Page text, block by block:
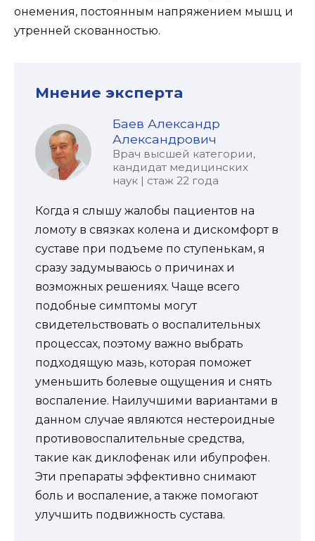
онемения, постоянным напряжением мышц и
утренней скованностью.
Мнение эксперта
Баев Александр
Александрович
Врач высшей категории,
кандидат медицинских
наук | стаж 22 года
Когда я слышу жалобы пациентов на
ломоту в связках колена и дискомфорт в
суставе при подъеме по ступенькам, я
сразу задумываюсь о причинах и
возможных решениях. Чаще всего
подобные симптомы могут
свидетельствовать о воспалительных
процессах, поэтому важно выбрать
подходящую мазь, которая поможет
уменьшить болевые ощущения и снять
воспаление. Наилучшими вариантами в
данном случае являются нестероидные
противовоспалительные средства,
такие как диклофенак или ибупрофен.
Эти препараты эффективно снимают
боль и воспаление, а также помогают
улучшить подвижность сустава.